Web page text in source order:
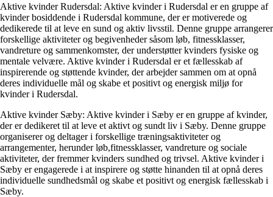
Aktive kvinder Rudersdal: Aktive kvinder i Rudersdal er en gruppe af
kvinder bosiddende i Rudersdal kommune, der er motiverede og
dedikerede til at leve en sund og aktiv livsstil. Denne gruppe arrangerer
forskellige aktiviteter og begivenheder såsom løb, fitnessklasser,
vandreture og sammenkomster, der understøtter kvinders fysiske og
mentale velvære. Aktive kvinder i Rudersdal er et fællesskab af
inspirerende og støttende kvinder, der arbejder sammen om at opnå
deres individuelle mål og skabe et positivt og energisk miljø for
kvinder i Rudersdal.
Aktive kvinder Sæby: Aktive kvinder i Sæby er en gruppe af kvinder,
der er dedikeret til at leve et aktivt og sundt liv i Sæby. Denne gruppe
organiserer og deltager i forskellige træningsaktiviteter og
arrangementer, herunder løb,fitnessklasser, vandreture og sociale
aktiviteter, der fremmer kvinders sundhed og trivsel. Aktive kvinder i
Sæby er engagerede i at inspirere og støtte hinanden til at opnå deres
individuelle sundhedsmål og skabe et positivt og energisk fællesskab i
Sæby.